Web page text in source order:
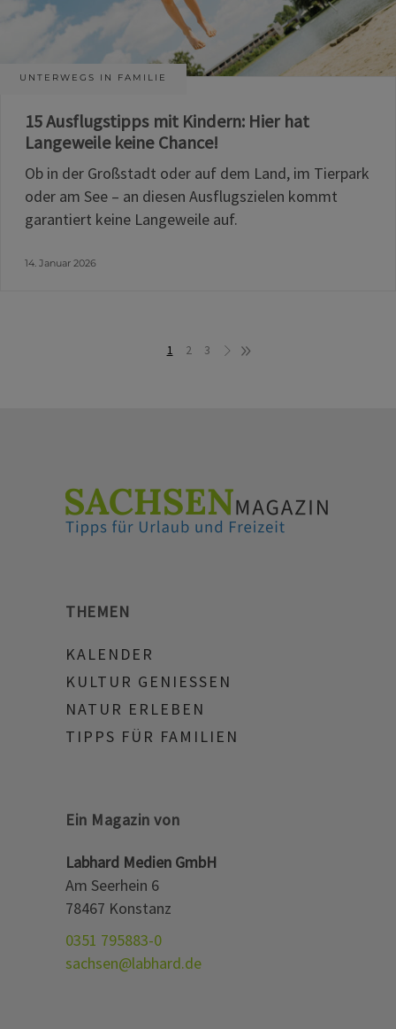
UNTERWEGS IN FAMILIE
15 Ausflugstipps mit Kindern: Hier hat
Langeweile keine Chance!
Ob in der Großstadt oder auf dem Land, im Tierpark
oder am See – an diesen Ausflugszielen kommt
garantiert keine Langeweile auf.
14. Januar 2026
1 2 3
THEMEN
KALENDER
KULTUR GENIESSEN
NATUR ERLEBEN
TIPPS FÜR FAMILIEN
Ein Magazin von
Labhard Medien GmbH
Am Seerhein 6
78467 Konstanz
0351 795883-0
sachsen@labhard.de